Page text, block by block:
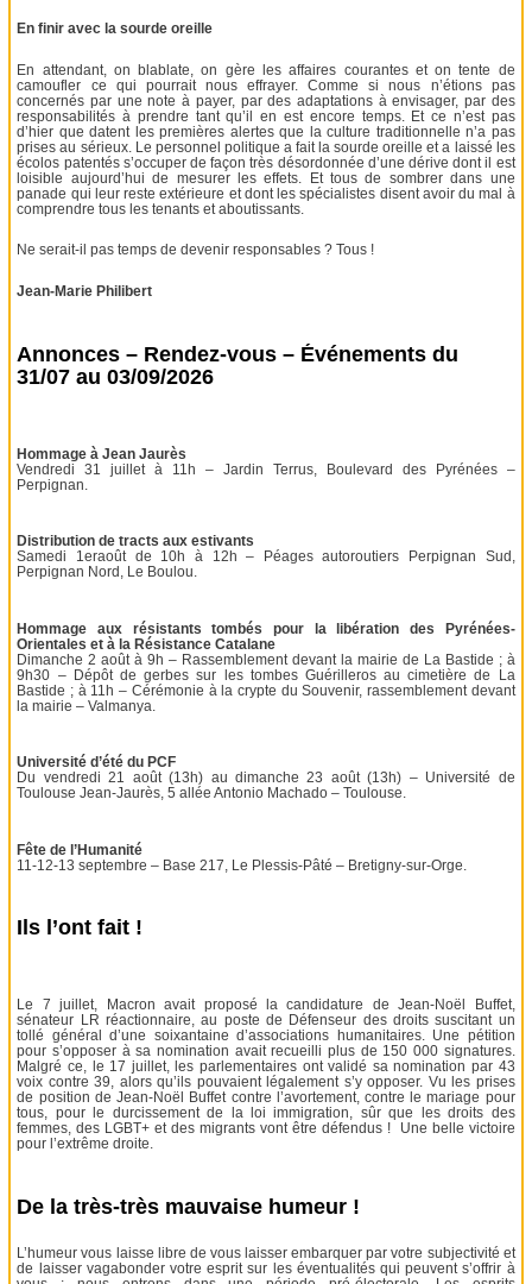
En finir avec la sourde oreille
En attendant, on blablate, on gère les affaires courantes et on tente de
camoufler ce qui pourrait nous effrayer. Comme si nous n’étions pas
concernés par une note à payer, par des adaptations à envisager, par des
responsabilités à prendre tant qu’il en est encore temps. Et ce n’est pas
d’hier que datent les premières alertes que la culture traditionnelle n’a pas
prises au sérieux. Le personnel politique a fait la sourde oreille et a laissé les
écolos patentés s’occuper de façon très désordonnée d’une dérive dont il est
loisible aujourd’hui de mesurer les effets. Et tous de sombrer dans une
panade qui leur reste extérieure et dont les spécialistes disent avoir du mal à
comprendre tous les tenants et aboutissants.
Ne serait-il pas temps de devenir responsables ? Tous !
Jean-Marie Philibert
Annonces – Rendez-vous – Événements du
31/07 au 03/09/2026
Hommage à Jean Jaurès
Vendredi 31 juillet à 11h – Jardin Terrus, Boulevard des Pyrénées –
Perpignan.
Distribution de tracts aux estivants
Samedi 1eraoût de 10h à 12h – Péages autoroutiers Perpignan Sud,
Perpignan Nord, Le Boulou.
Hommage aux résistants tombés pour la libération des Pyrénées-
Orientales et à la Résistance Catalane
Dimanche 2 août à 9h – Rassemblement devant la mairie de La Bastide ; à
9h30 – Dépôt de gerbes sur les tombes Guérilleros au cimetière de La
Bastide ; à 11h – Cérémonie à la crypte du Souvenir, rassemblement devant
la mairie – Valmanya.
Université d’été du PCF
Du vendredi 21 août (13h) au dimanche 23 août (13h) – Université de
Toulouse Jean-Jaurès, 5 allée Antonio Machado – Toulouse.
Fête de l’Humanité
11-12-13 septembre – Base 217, Le Plessis-Pâté – Bretigny-sur-Orge.
Ils l’ont fait !
Le 7 juillet, Macron avait proposé la candidature de Jean-Noël Buffet,
sénateur LR réactionnaire, au poste de Défenseur des droits suscitant un
tollé général d’une soixantaine d’associations humanitaires. Une pétition
pour s’opposer à sa nomination avait recueilli plus de 150 000 signatures.
Malgré ce, le 17 juillet, les parlementaires ont validé sa nomination par 43
voix contre 39, alors qu’ils pouvaient légalement s’y opposer. Vu les prises
de position de Jean-Noël Buffet contre l’avortement, contre le mariage pour
tous, pour le durcissement de la loi immigration, sûr que les droits des
femmes, des LGBT+ et des migrants vont être défendus ! Une belle victoire
pour l’extrême droite.
De la très-très mauvaise humeur !
L’humeur vous laisse libre de vous laisser embarquer par votre subjectivité et
de laisser vagabonder votre esprit sur les éventualités qui peuvent s’offrir à